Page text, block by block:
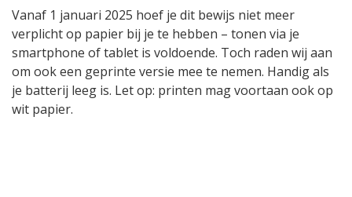
Vanaf 1 januari 2025 hoef je dit bewijs niet meer
verplicht op papier bij je te hebben – tonen via je
smartphone of tablet is voldoende. Toch raden wij aan
om ook een geprinte versie mee te nemen. Handig als
je batterij leeg is. Let op: printen mag voortaan ook op
wit papier.